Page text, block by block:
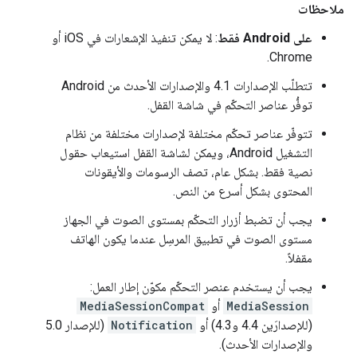
ملاحظات
على Android فقط
: لا يمكن تنفيذ الإشعارات في iOS أو
Chrome.
تتطلّب الإصدارات 4.1 والإصدارات الأحدث من Android
توفُّر عناصر التحكّم في شاشة القفل.
تتوفّر عناصر تحكّم مختلفة لإصدارات مختلفة من نظام
التشغيل Android، ويمكن لشاشة القفل استيعاب حقول
نصية فقط. بشكل عام، تصف الرسومات والأيقونات
المحتوى بشكل أسرع من النص.
يجب أن تضبط أزرار التحكّم بمستوى الصوت في الجهاز
مستوى الصوت في تطبيق المرسِل عندما يكون الهاتف
مقفلاً.
يجب أن يستخدم عنصر التحكّم مكوّن إطار العمل:
MediaSession أو MediaSessionCompat
(للإصدارَين 4.4 و4.3) أو
Notification
(للإصدار 5.0
والإصدارات الأحدث).